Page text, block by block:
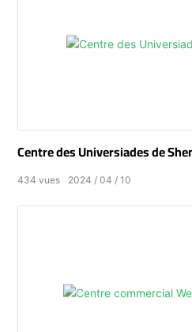
Centre des Universiades de
2024 04 10
434 vues